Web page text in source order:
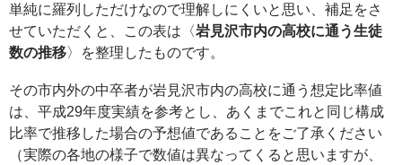
単純に羅列しただけなので理解しにくいと思い、補足をさ
せていただくと、この表は〈岩見沢市内の高校に通う生徒
数の推移〉を整理したものです。
その市内外の中卒者が岩見沢市内の高校に通う想定比率値
は、平成29年度実績を参考とし、あくまでこれと同じ構成
比率で推移した場合の予想値であることをご了承ください
（実際の各地の様子で数値は異なってくると思いますが、